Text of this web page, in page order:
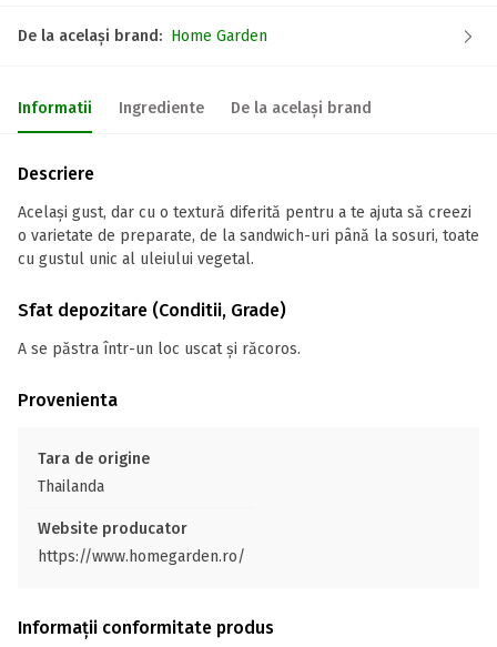
De la același brand: Home Garden
Informatii Ingrediente De la același brand
Descriere
Același gust, dar cu o textură diferită pentru a te ajuta să creezi
o varietate de preparate, de la sandwich-uri până la sosuri, toate
cu gustul unic al uleiului vegetal.
Sfat depozitare (Conditii, Grade)
A se păstra într-un loc uscat și răcoros.
Provenienta
Tara de origine
Thailanda
Website producator
https://www.homegarden.ro/
Informații conformitate produs